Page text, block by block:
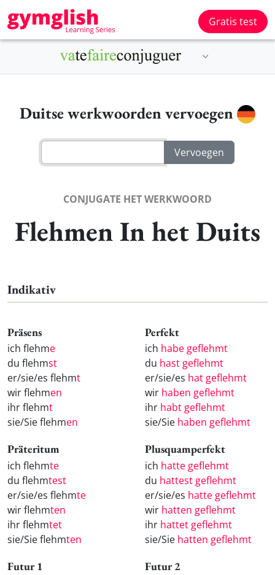
Gratis test
Duitse werkwoorden vervoegen
CONJUGATE HET WERKWOORD
Flehmen In het Duits
Indikativ
Präsens
ich flehme
du flehmst
er/sie/es flehmt
wir flehmen
ihr flehmt
sie/Sie flehmen
Perfekt
ich habe geflehmt
du hast geflehmt
er/sie/es hat geflehmt
wir haben geflehmt
ihr habt geflehmt
sie/Sie haben geflehmt
Präteritum
ich flehmte
du flehmtest
er/sie/es flehmte
wir flehmten
ihr flehmtet
sie/Sie flehmten
Plusquamperfekt
ich hatte geflehmt
du hattest geflehmt
er/sie/es hatte geflehmt
wir hatten geflehmt
ihr hattet geflehmt
sie/Sie hatten geflehmt
Futur 1 Futur 2